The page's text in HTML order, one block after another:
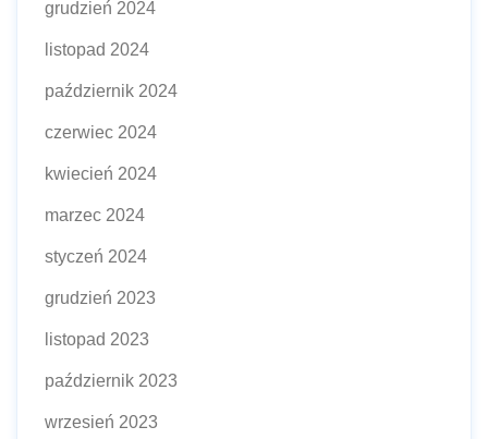
grudzień 2024
listopad 2024
październik 2024
czerwiec 2024
kwiecień 2024
marzec 2024
styczeń 2024
grudzień 2023
listopad 2023
październik 2023
wrzesień 2023